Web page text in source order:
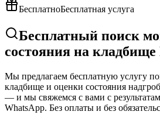
БесплатноБесплатная услуга
Бесплатный поиск
состояния на
Мы предлагаем бесплатную услугу
кладбище и оценки состояния
— и мы свяжемся с вами с
WhatsApp. Без оплаты и без